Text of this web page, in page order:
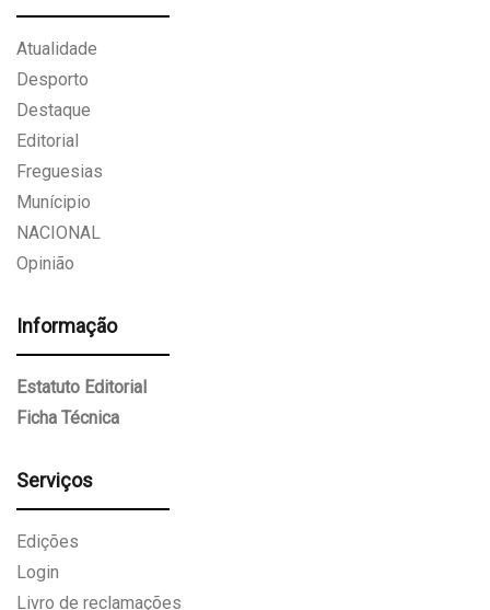
Atualidade
Desporto
Destaque
Editorial
Freguesias
Munícipio
NACIONAL
Opinião
Informação
Estatuto Editorial
Ficha Técnica
Serviços
Edições
Login
Livro de reclamações